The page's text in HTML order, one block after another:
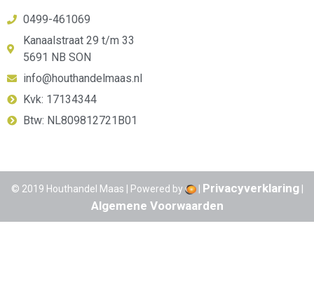
0499-461069
Kanaalstraat 29 t/m 33
5691 NB SON
info@houthandelmaas.nl
Kvk: 17134344
Btw: NL809812721B01
© 2019 Houthandel Maas | Powered by | Privacyverklaring|
Algemene Voorwaarden